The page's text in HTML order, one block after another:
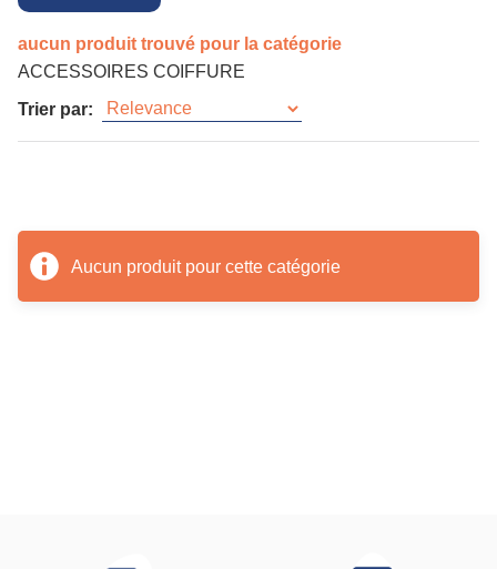
aucun produit trouvé pour la catégorie
ACCESSOIRES COIFFURE
Trier par:
Aucun produit pour cette catégorie